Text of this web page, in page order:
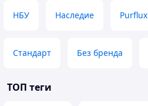
НБУ Наследие Purflux
Стандарт Без бренда
ТОП теги